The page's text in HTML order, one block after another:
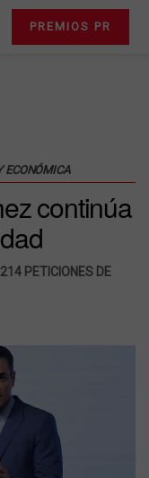
PREMIOS PR
ECONÓMICA
continúa
PETICIONES DE